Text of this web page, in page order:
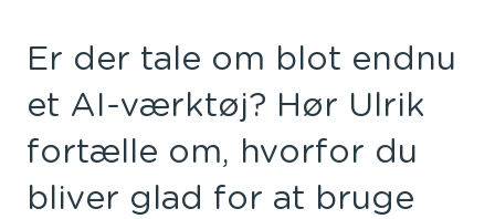
Er der tale om blot endnu
et AI-værktøj? Hør Ulrik
fortælle om, hvorfor du
bliver glad for at bruge